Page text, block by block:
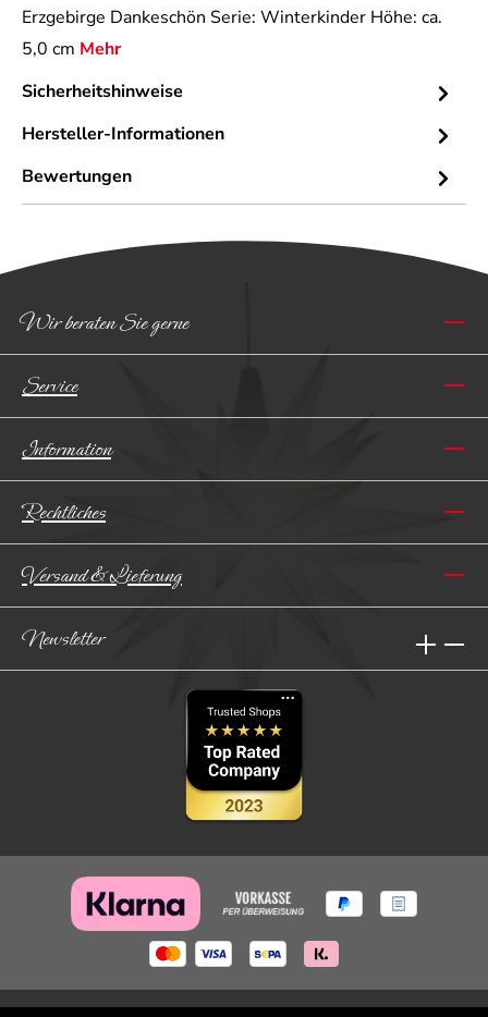
Erzgebirge Dankeschön Serie: Winterkinder Höhe: ca.
5,0 cm Mehr
Sicherheitshinweise
Hersteller-Informationen
Bewertungen
Wir beraten Sie gerne
Service
Information
Rechtliches
Versand & Lieferung
Newsletter